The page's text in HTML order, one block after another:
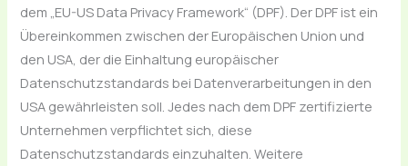
dem „EU-US Data Privacy Framework“ (DPF). Der DPF ist ein
Übereinkommen zwischen der Europäischen Union und
den USA, der die Einhaltung europäischer
Datenschutzstandards bei Datenverarbeitungen in den
USA gewährleisten soll. Jedes nach dem DPF zertifizierte
Unternehmen verpflichtet sich, diese
Datenschutzstandards einzuhalten. Weitere